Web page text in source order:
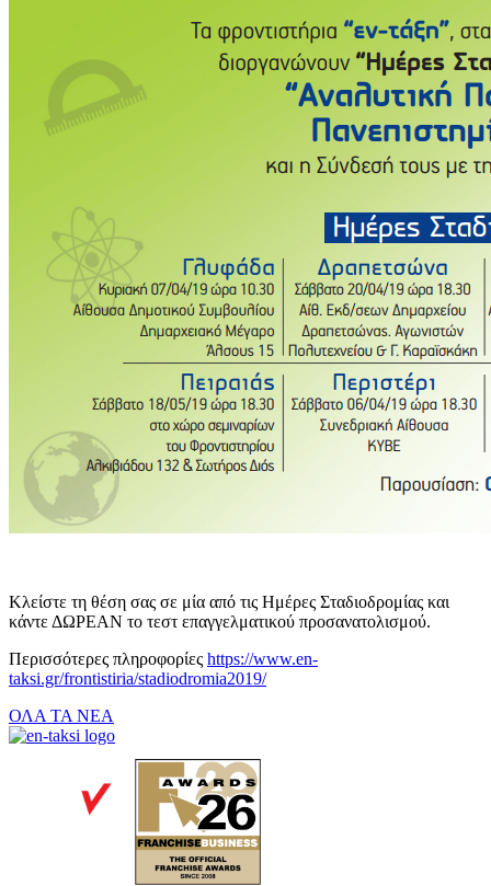
Κλείστε τη θέση σας σε μία από τις Ημέρες Σταδιοδρομίας και
κάντε ΔΩΡΕΑΝ το τεστ επαγγελματικού προσανατολισμού.
Περισσότερες πληροφορίες https://www.en-
taksi.gr/frontistiria/stadiodromia2019/
ΟΛΑ ΤΑ ΝΕΑ